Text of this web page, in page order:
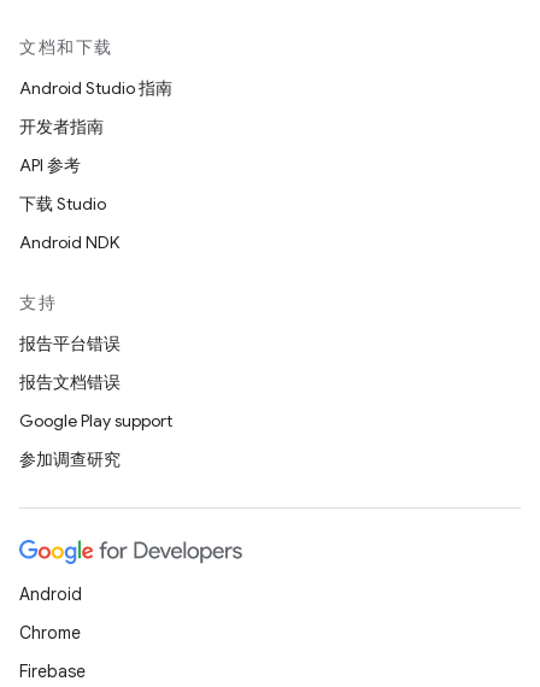
文档和下载
Android Studio 指南
开发者指南
API 参考
下载 Studio
Android NDK
支持
报告平台错误
报告文档错误
Google Play support
参加调查研究
Android
Chrome
Firebase